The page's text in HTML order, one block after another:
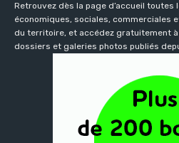
Retrouvez dès la page d’accueil
économiques, sociales, commerciales
du territoire, et accédez gratuitement à
dossiers et galeries photos publiés